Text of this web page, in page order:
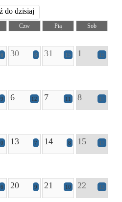
do dzisiaj
Czw Pią
Sob
6 30 8 31 15 1 15
9 6 12 7 11 8 17
13 7 14 8 15 17
6 20 9 21 10 22 13